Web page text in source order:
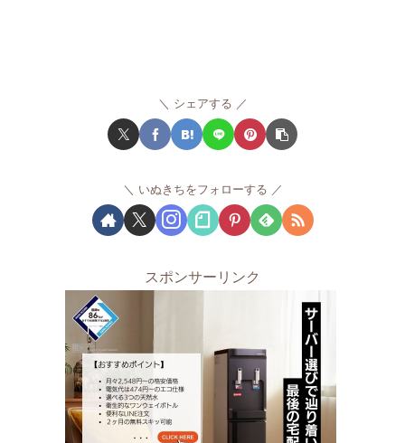
シェアする
いぬきちをフォローする
スポンサーリンク